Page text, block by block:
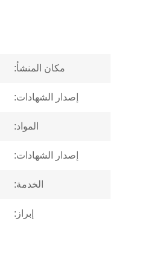
مكان المنشأ:
إصدار الشهادات:
المواد:
إصدار الشهادات:
الخدمة:
إبراز: